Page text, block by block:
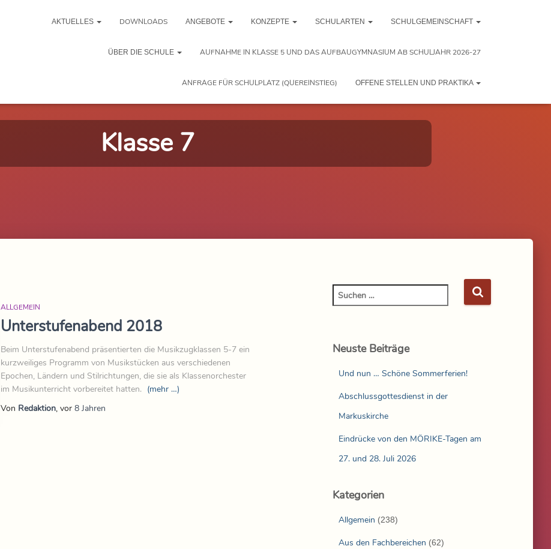
AKTUELLES DOWNLOADS ANGEBOTE KONZEPTE SCHULARTEN SCHULGEMEINSCHAFT
ÜBER DIE SCHULE AUFNAHME IN KLASSE 5 UND DAS AUFBAUGYMNASIUM AB SCHULJAHR 2026-27
ANFRAGE FÜR SCHULPLATZ (QUEREINSTIEG) OFFENE STELLEN UND PRAKTIKA
Klasse 7
ALLGEMEIN
Unterstufenabend 2018
Beim Unterstufenabend präsentierten die Musikzugklassen 5-7 ein
kurzweiliges Programm von Musikstücken aus verschiedenen
Epochen, Ländern und Stilrichtungen, die sie als Klassenorchester
im Musikunterricht vorbereitet hatten. (mehr …)
Von Redaktion, vor 8 Jahren
Neuste Beiträge
Und nun … Schöne Sommerferien!
Abschlussgottesdienst in der
Markuskirche
Eindrücke von den MÖRIKE-Tagen am
27. und 28. Juli 2026
Kategorien
Allgemein (238)
Aus den Fachbereichen (62)